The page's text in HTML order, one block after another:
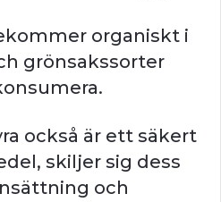
organiskt i
grönsakssorter
också är ett säkert
skiljer sig dess
och